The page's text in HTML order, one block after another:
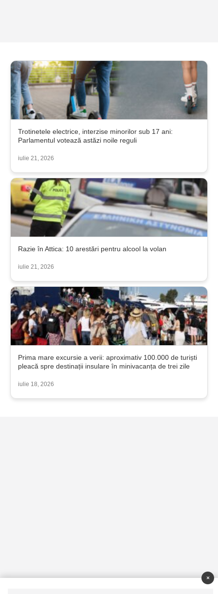
Trotinetele electrice, interzise minorilor sub 17 ani:
Parlamentul votează astăzi noile reguli
iulie 21, 2026
Razie în Attica: 10 arestări pentru alcool la volan
iulie 21, 2026
Prima mare excursie a verii: aproximativ 100.000 de turiști
pleacă spre destinații insulare în minivacanța de trei zile
iulie 18, 2026
×